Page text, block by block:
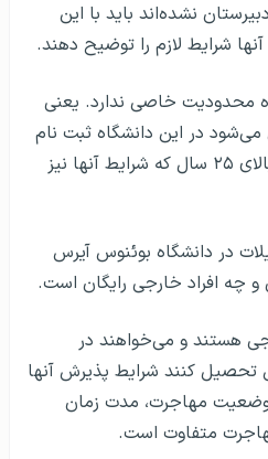
نشده‌اند باید با این
شرایط لازم را توضیح دهند.
محدودیت خاصی ندارد. یعنی
در این دانشگاه ثبت نام
کرد. به جز برای افراد بالای ۲۵ سال که شرایط آنها نیز
در دانشگاه بوئنوس آیرس
و چه افراد خارجی رایگان است.
هستند و می‌خواهند در
تحصیل کنند شرایط پذیرش آنها
مهاجرت، مدت زمان
متفاوت است.